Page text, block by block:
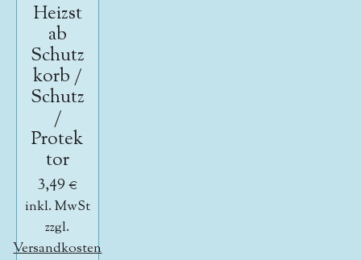
Heizst
ab
Schutz
korb /
Schutz
/
Protek
tor
3,49 €
inkl. MwSt
zzgl.
Versandkosten